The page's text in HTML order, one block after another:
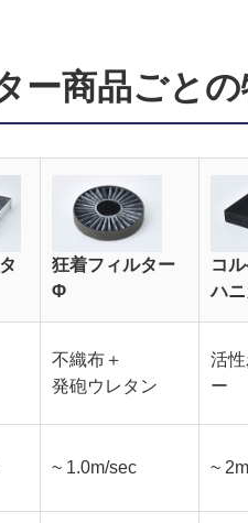
ー商品ごと
狂着フィルター
Φ
コ
ハ
不織布＋
発砲ウレタン
活
ー
~ 1.0m/sec ~